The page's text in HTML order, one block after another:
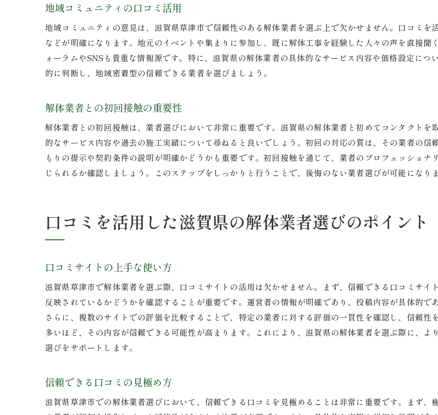
廃棄物のリサイクルと処理
エコフレンドリーな業者の選び方
持続可能な解体工事を実現する
環境配慮とコストのバランス
口コミで見抜く良い業者の条件
信頼性の高い口コミの特性
口コミを活用したリスク管理
業者選定における口コミの役割
口コミの裏側にある実情を理解
滋賀県草津市での解体工事後の跡地利用とその可能性
地域ニーズに応じた跡地活用
跡地利用に対する規制と法律
新たな事業展開の可能性
地域社会との連携による跡地活用
地域コミュニティの口コミ活用
地域コミュニティの意見は、滋賀県草津市で信頼性のある解体業者を選ぶ上で欠かせません。口コミを
などが明確になります。地元のイベントや集まりに参加し、既に解体工事を経験した人々の声を直接聞
ォーラムやSNSも貴重な情報源です。特に、滋賀県の解体業者の具体的なサービス内容や価格設定につ
的に判断し、地域密着型の信頼できる業者を選びましょう。
解体業者との初回接触の重要性
解体業者との初回接触は、業者選びにおいて非常に重要です。滋賀県の解体業者と初めてコンタクトを
的なサービス内容や過去の施工実績について尋ねると良いでしょう。初回の対応の質は、その業者の信
もりの提示や契約条件の説明が明確かどうかも重要です。初回接触を通じて、業者のプロフェッショ
じられるか確認しましょう。このステップをしっかりと行うことで、後悔のない業者選びが可能になりま
口コミを活用した滋賀県の解体業者選びのポイント
口コミサイトの上手な使い方
滋賀県草津市で解体業者を選ぶ際、口コミサイトの活用は欠かせません。まず、信頼できる口コミサ
反映されているかどうかを確認することが重要です。運営者の情報が明確であり、投稿内容が具体的で
さらに、複数のサイトでの評価を比較することで、特定の業者に対する評価の一貫性を確認し、信頼
多いほど、その内容が信頼できる可能性が高まります。これにより、滋賀県の解体業者を選ぶ際に、よ
選びをサポートします。
信頼できる口コミの見極め方
滋賀県草津市での解体業者選びにおいて、信頼できる口コミを見極めることは非常に重要です。まず、